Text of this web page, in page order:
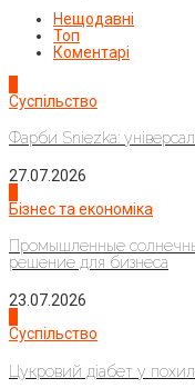
Нещодавні
Топ
Коментарі
Суспільство
Фарби Sniezka:
27.07.2026
Бізнес та економіка
Промышленные
решение для бизнеса
23.07.2026
Суспільство
Цукровий діабет у